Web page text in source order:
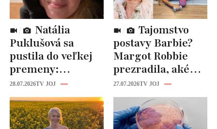
Puklušová sa
pustila do veľkej
premeny:
Odborníci však
varujú, pozor na
prísne diéty!
28.07.2026TV JOJ
postavy Barbie?
Margot Robbie
prezradila, aké
cviky jej pomohli
spevniť celé telo
27.07.2026TV JOJ